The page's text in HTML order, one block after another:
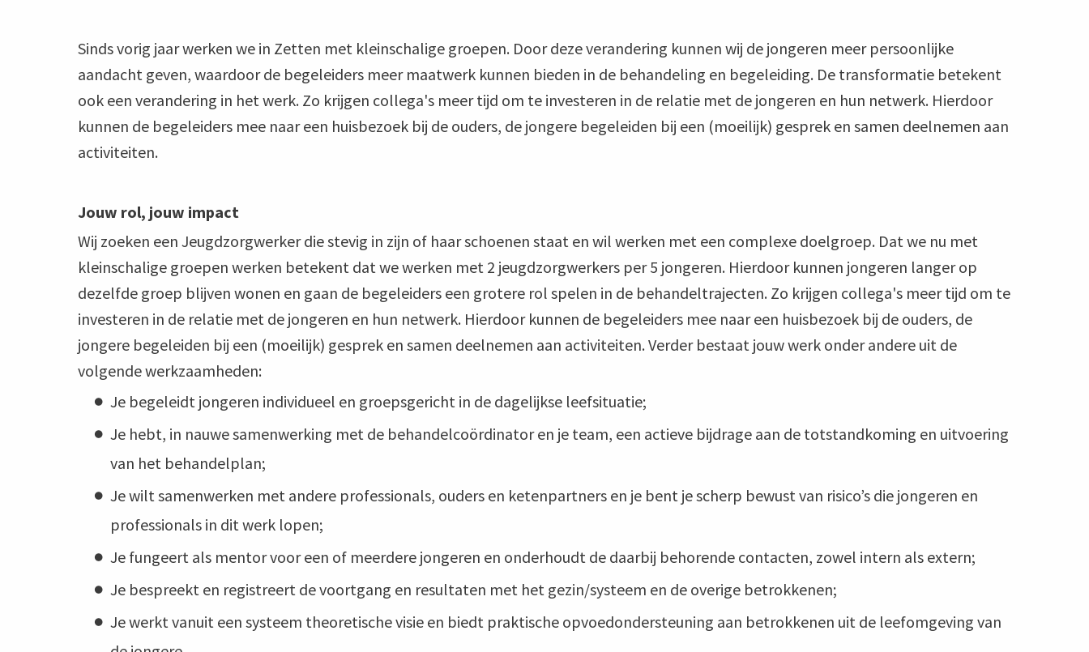
Sinds vorig jaar werken we in Zetten met kleinschalige groepen. Door deze verandering kunnen wij de jongeren meer persoonlijke
aandacht geven, waardoor de begeleiders meer maatwerk kunnen bieden in de behandeling en begeleiding. De transformatie betekent
ook een verandering in het werk. Zo krijgen collega's meer tijd om te investeren in de relatie met de jongeren en hun netwerk. Hierdoor
kunnen de begeleiders mee naar een huisbezoek bij de ouders, de jongere begeleiden bij een (moeilijk) gesprek en samen deelnemen aan
activiteiten.
Jouw rol, jouw impact
Wij zoeken een Jeugdzorgwerker die stevig in zijn of haar schoenen staat en wil werken met een complexe doelgroep. Dat we nu met
kleinschalige groepen werken betekent dat we werken met 2 jeugdzorgwerkers per 5 jongeren. Hierdoor kunnen jongeren langer op
dezelfde groep blijven wonen en gaan de begeleiders een grotere rol spelen in de behandeltrajecten. Zo krijgen collega's meer tijd om te
investeren in de relatie met de jongeren en hun netwerk. Hierdoor kunnen de begeleiders mee naar een huisbezoek bij de ouders, de
jongere begeleiden bij een (moeilijk) gesprek en samen deelnemen aan activiteiten. Verder bestaat jouw werk onder andere uit de
volgende werkzaamheden:
Je begeleidt jongeren individueel en groepsgericht in de dagelijkse leefsituatie;
Je hebt, in nauwe samenwerking met de behandelcoördinator en je team, een actieve bijdrage aan de totstandkoming en uitvoering
van het behandelplan;
Je wilt samenwerken met andere professionals, ouders en ketenpartners en je bent je scherp bewust van risico’s die jongeren en
professionals in dit werk lopen;
Je fungeert als mentor voor een of meerdere jongeren en onderhoudt de daarbij behorende contacten, zowel intern als extern;
Je bespreekt en registreert de voortgang en resultaten met het gezin/systeem en de overige betrokkenen;
Je werkt vanuit een systeem theoretische visie en biedt praktische opvoedondersteuning aan betrokkenen uit de leefomgeving van